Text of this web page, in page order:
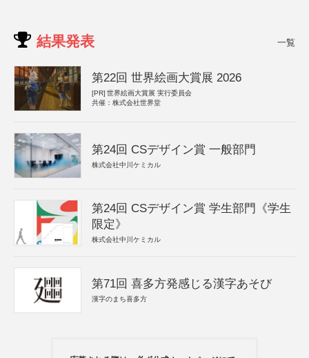
結果発表 一覧
第22回 世界絵画大賞展 2026
[PR] 世界絵画大賞展 実行委員会
共催：株式会社世界堂
第24回 CSデザイン賞 一般部門
株式会社中川ケミカル
第24回 CSデザイン賞 学生部門《学生
限定》
株式会社中川ケミカル
第71回 喜多方発感じる漢字あそび
漢字のまち喜多方